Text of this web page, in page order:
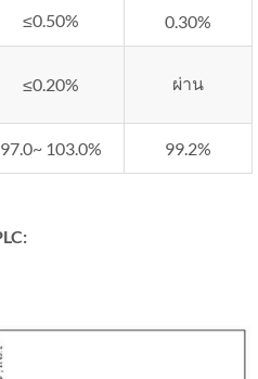
≤0.50% 0.30%
≤0.20% ผ่าน
97.0~ 103.0% 99.2%
: